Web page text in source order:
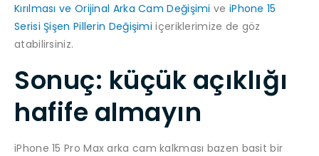
Kırılması ve Orijinal Arka Cam Değişimi ve iPhone 15
Serisi Şişen Pillerin Değişimi içeriklerimize de göz
atabilirsiniz.
Sonuç: küçük açıklığı
hafife almayın
iPhone 15 Pro Max arka cam kalkması bazen basit bir